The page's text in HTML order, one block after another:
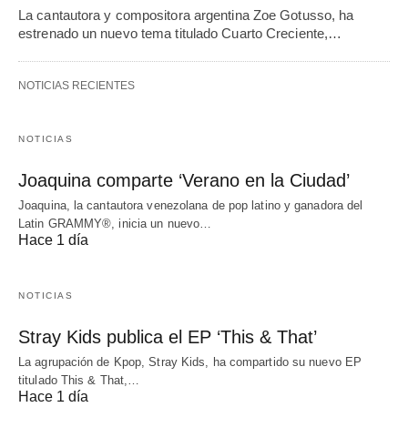
La cantautora y compositora argentina Zoe Gotusso, ha
estrenado un nuevo tema titulado Cuarto Creciente,…
NOTICIAS RECIENTES
NOTICIAS
Joaquina comparte ‘Verano en la Ciudad’
Joaquina, la cantautora venezolana de pop latino y ganadora del
Latin GRAMMY®, inicia un nuevo…
Hace 1 día
NOTICIAS
Stray Kids publica el EP ‘This & That’
La agrupación de Kpop, Stray Kids, ha compartido su nuevo EP
titulado This & That,…
Hace 1 día